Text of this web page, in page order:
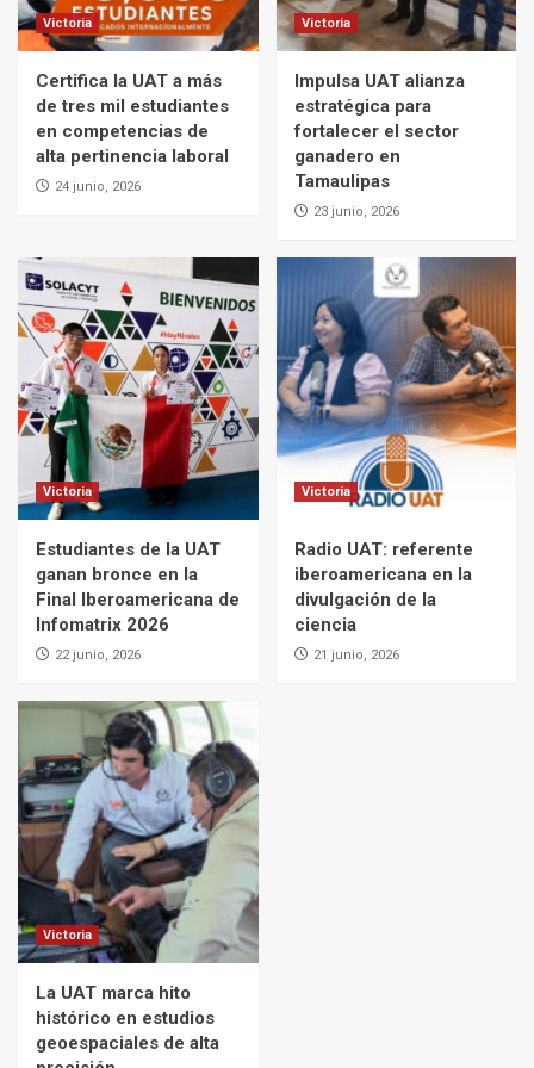
Victoria
Certifica la UAT a más
de tres mil estudiantes
en competencias de
alta pertinencia laboral
24 junio, 2026
Victoria
Impulsa UAT alianza
estratégica para
fortalecer el sector
ganadero en
Tamaulipas
23 junio, 2026
Victoria
Estudiantes de la UAT
ganan bronce en la
Final Iberoamericana de
Infomatrix 2026
22 junio, 2026
Victoria
Radio UAT: referente
iberoamericana en la
divulgación de la
ciencia
21 junio, 2026
Victoria
La UAT marca hito
histórico en estudios
geoespaciales de alta